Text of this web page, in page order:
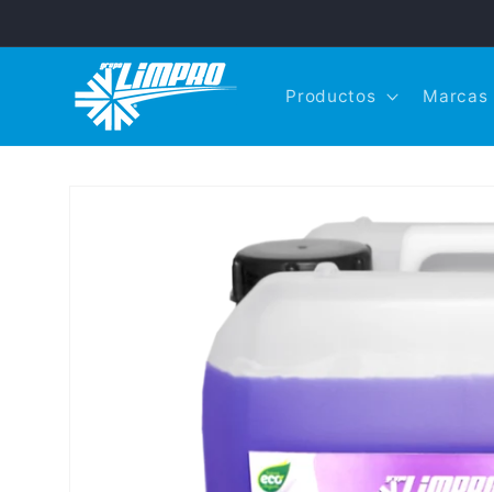
al contenido
Productos Marcas